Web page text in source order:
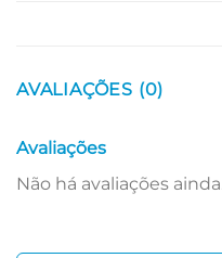
AVALIAÇÕES (0)
Avaliações
Não há avaliações